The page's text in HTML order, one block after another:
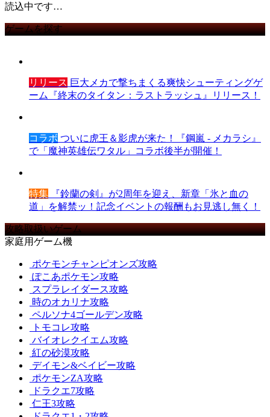
読込中です…
ゲームを探す
リリース 巨大メカで撃ちまくる爽快シューティングゲ
ーム『終末のタイタン：ラストラッシュ』リリース！
コラボ ついに虎王＆影虎が来た！『鋼嵐 - メカラシ』
で「魔神英雄伝ワタル」コラボ後半が開催！
特集 『鈴蘭の剣』が2周年を迎え、新章「氷と血の
道」を解禁ッ！記念イベントの報酬もお見逃し無く！
攻略取扱いゲーム
家庭用ゲーム機
ポケモンチャンピオンズ攻略
ぽこあポケモン攻略
スプラレイダース攻略
時のオカリナ攻略
ペルソナ4ゴールデン攻略
トモコレ攻略
バイオレクイエム攻略
紅の砂漠攻略
デイモン&ベイビー攻略
ポケモンZA攻略
ドラクエ7攻略
仁王3攻略